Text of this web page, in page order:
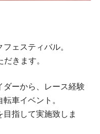
ェスティバル。
きます。
ダーから、レース経験
車イベント。
指して実施致しま